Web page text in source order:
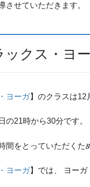
させていただきます。
ックス・ヨー
ヨーガ】のクラスは12
の21時から30分です。
間をとっていただくた
ヨーガ】では、 ヨーガ